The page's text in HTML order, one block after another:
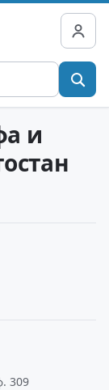
и
309